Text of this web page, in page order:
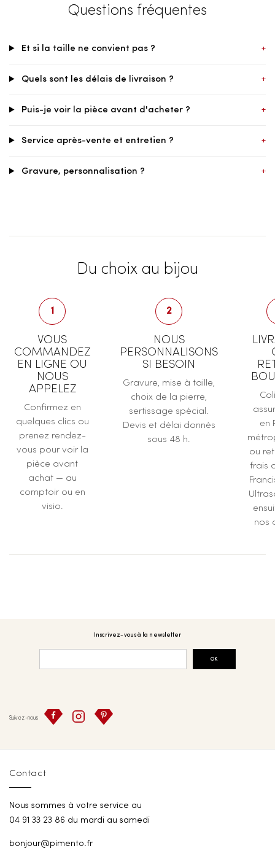
Questions fréquentes
Et si la taille ne convient pas ? +
Quels sont les délais de livraison ? +
Puis-je voir la pièce avant d'acheter ? +
Service après-vente et entretien ? +
Gravure, personnalisation ? +
Du choix au bijou
1
VOUS
COMMANDEZ
EN LIGNE OU
NOUS
APPELEZ
Confirmez en
quelques clics ou
prenez rendez-
vous pour voir la
pièce avant
achat — au
comptoir ou en
visio.
2
NOUS
PERSONNALISONS
SI BESOIN
Gravure, mise à taille,
choix de la pierre,
sertissage spécial.
Devis et délai donnés
sous 48 h.
en
ou
frais
nos
Inscrivez-vous à la newsletter
OK
Suivez-nous
Contact
Nous sommes à votre service au
04 91 33 23 86 du mardi au samedi
bonjour@pimento.fr